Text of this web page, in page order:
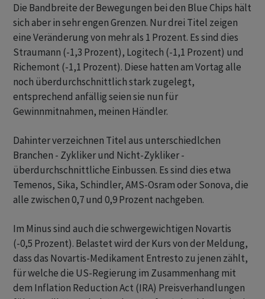
Die Bandbreite der Bewegungen bei den Blue Chips hält
sich aber in sehr engen Grenzen. Nur drei Titel zeigen
eine Veränderung von mehr als 1 Prozent. Es sind dies
Straumann (-1,3 Prozent), Logitech (-1,1 Prozent) und
Richemont (-1,1 Prozent). Diese hatten am Vortag alle
noch überdurchschnittlich stark zugelegt,
entsprechend anfällig seien sie nun für
Gewinnmitnahmen, meinen Händler.
Dahinter verzeichnen Titel aus unterschiedlchen
Branchen - Zykliker und Nicht-Zykliker -
überdurchschnittliche Einbussen. Es sind dies etwa
Temenos, Sika, Schindler, AMS-Osram oder Sonova, die
alle zwischen 0,7 und 0,9 Prozent nachgeben.
Im Minus sind auch die schwergewichtigen Novartis
(-0,5 Prozent). Belastet wird der Kurs von der Meldung,
dass das Novartis-Medikament Entresto zu jenen zählt,
für welche die US-Regierung im Zusammenhang mit
dem Inflation Reduction Act (IRA) Preisverhandlungen